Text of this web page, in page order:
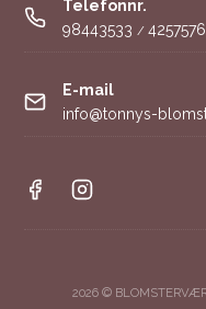
Telefonnr.
98443533 /
E-mail
info@tonnys-
2026 ©